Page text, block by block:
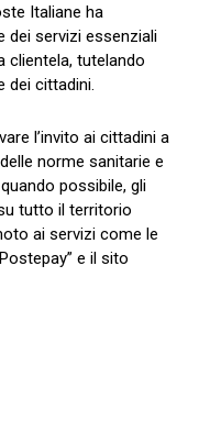
Italiane ha
dei servizi essenziali
clientela, tutelando
dei cittadini.
l’invito ai cittadini a
norme sanitarie e
possibile, gli
tutto il territorio
ai servizi come le
e il sito